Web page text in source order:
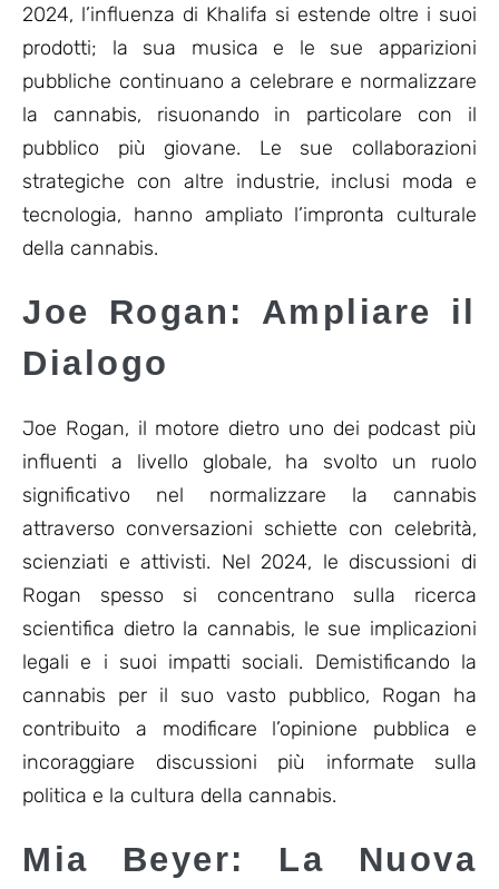
2024, l’influenza di Khalifa si estende oltre i suoi
prodotti; la sua musica e le sue apparizioni
pubbliche continuano a celebrare e normalizzare
la cannabis, risuonando in particolare con il
pubblico più giovane. Le sue collaborazioni
strategiche con altre industrie, inclusi moda e
tecnologia, hanno ampliato l’impronta culturale
della cannabis.
Joe Rogan: Ampliare il
Dialogo
Joe Rogan, il motore dietro uno dei podcast più
influenti a livello globale, ha svolto un ruolo
significativo nel normalizzare la cannabis
attraverso conversazioni schiette con celebrità,
scienziati e attivisti. Nel 2024, le discussioni di
Rogan spesso si concentrano sulla ricerca
scientifica dietro la cannabis, le sue implicazioni
legali e i suoi impatti sociali. Demistificando la
cannabis per il suo vasto pubblico, Rogan ha
contribuito a modificare l’opinione pubblica e
incoraggiare discussioni più informate sulla
politica e la cultura della cannabis.
Mia Beyer: La Nuova